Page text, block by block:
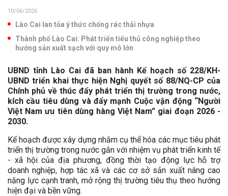
10/06/2026
Lào Cai lan tỏa ý thức chống rác thải nhựa
Thành phố Lào Cai: Phát triển tiểu thủ công nghiệp theo
hướng sản xuất sạch với quy mô lớn
UBND tỉnh Lào Cai đã ban hành Kế hoạch số 228/KH-
UBND triển khai thực hiện Nghị quyết số 88/NQ-CP của
Chính phủ về thúc đẩy phát triển thị trường trong nước,
kích cầu tiêu dùng và đẩy mạnh Cuộc vận động “Người
Việt Nam ưu tiên dùng hàng Việt Nam” giai đoạn 2026 -
2030.
Kế hoạch được xây dựng nhằm cụ thể hóa các mục tiêu phát
triển thị trường trong nước gắn với nhiệm vụ phát triển kinh tế
- xã hội của địa phương, đồng thời tạo động lực hỗ trợ
doanh nghiệp, hợp tác xã và các cơ sở sản xuất nâng cao
năng lực cạnh tranh, mở rộng thị trường tiêu thụ theo hướng
hiện đại và bền vững.